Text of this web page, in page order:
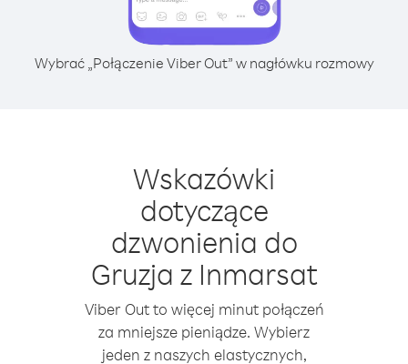
Wybrać „Połączenie Viber Out” w nagłówku rozmowy
Wskazówki
dotyczące
dzwonienia do
Gruzja z Inmarsat
Viber Out to więcej minut połączeń
za mniejsze pieniądze. Wybierz
jeden z naszych elastycznych,